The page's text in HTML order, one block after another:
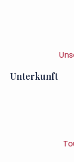
Unterkunft